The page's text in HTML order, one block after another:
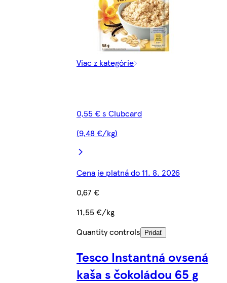
Viac z kategórie
0,55 € s Clubcard
(9,48 €/kg)
Cena je platná do 11. 8. 2026
0,67 €
11,55 €/kg
Quantity controls
Pridať
Tesco Instantná ovsená
kaša s čokoládou 65 g